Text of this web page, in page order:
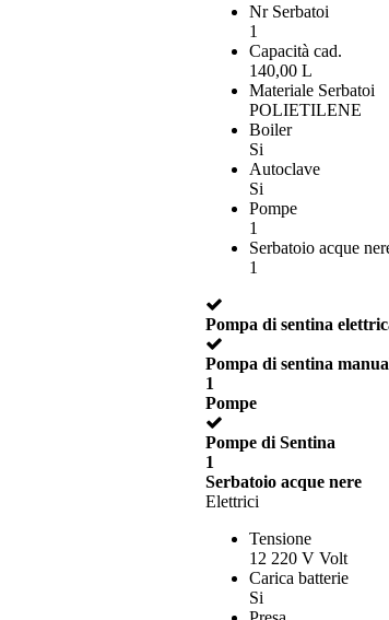
Nr Serbatoi
1
Capacità cad.
140,00 L
Materiale Serbatoi
POLIETILENE
Boiler
Si
Autoclave
Si
Pompe
1
Serbatoio acque
1
Pompa di sentina
Pompa di sentina
1
Pompe
Pompe di Sentina
1
Serbatoio acque nere
Elettrici
Tensione
12 220 V Volt
Carica batterie
Si